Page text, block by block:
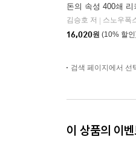
돈의 속성 400쇄 리
김승호 저
스노우폭스북
16,020원 (10% 할
검색 페이지에서 선
이 상품의 이